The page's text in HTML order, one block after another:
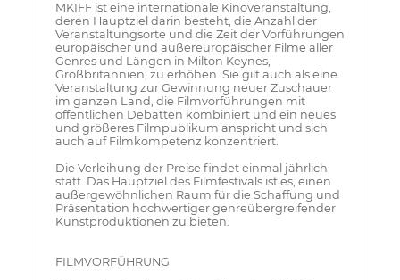
MKIFF ist eine internationale Kinoveranstaltung,
deren Hauptziel darin besteht, die Anzahl der
Veranstaltungsorte und die Zeit der Vorführungen
europäischer und außereuropäischer Filme aller
Genres und Längen in Milton Keynes,
Großbritannien, zu erhöhen. Sie gilt auch als eine
Veranstaltung zur Gewinnung neuer Zuschauer
im ganzen Land, die Filmvorführungen mit
öffentlichen Debatten kombiniert und ein neues
und größeres Filmpublikum anspricht und sich
auch auf Filmkompetenz konzentriert.
Die Verleihung der Preise findet einmal jährlich
statt. Das Hauptziel des Filmfestivals ist es, einen
außergewöhnlichen Raum für die Schaffung und
Präsentation hochwertiger genreübergreifender
Kunstproduktionen zu bieten.
FILMVORFÜHRUNG